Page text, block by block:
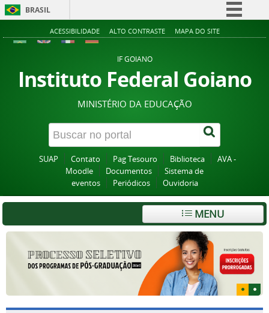
BRASIL
Simplifique!
Acesso à informação
Legislação
Canais
ACESSIBILIDADE ALTO CONTRASTE MAPA DO SITE
IF GOIANO
Instituto Federal Goiano
MINISTÉRIO DA EDUCAÇÃO
SUAP Contato Pag Tesouro Biblioteca
AVA -
Moodle
Documentos
Sistema de
eventos
Periódicos Ouvidoria
MENU